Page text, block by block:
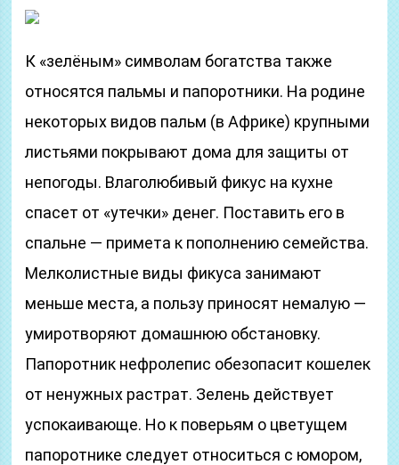
К «зелёным» символам богатства также
относятся пальмы и папоротники. На родине
некоторых видов пальм (в Африке) крупными
листьями покрывают дома для защиты от
непогоды. Влаголюбивый фикус на кухне
спасет от «утечки» денег. Поставить его в
спальне — примета к пополнению семейства.
Мелколистные виды фикуса занимают
меньше места, а пользу приносят немалую —
умиротворяют домашнюю обстановку.
Папоротник нефролепис обезопасит кошелек
от ненужных растрат. Зелень действует
успокаивающе. Но к поверьям о цветущем
папоротнике следует относиться с юмором,